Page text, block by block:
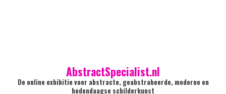
AbstractSpecialist.nl
De online exhibitie voor abstracte, geabstraheerde, moderne en
hedendaagse schilderkunst